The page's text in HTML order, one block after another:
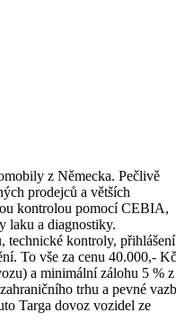
z Německa. Pečlivě
prodejců a větších
kontrolou pomocí CEBIA,
laku a diagnostiky.
technické kontroly, přihlášení
To vše za cenu 40.000,-
a minimální zálohu 5 % z
trhu a pevné
Targa dovoz vozidel ze